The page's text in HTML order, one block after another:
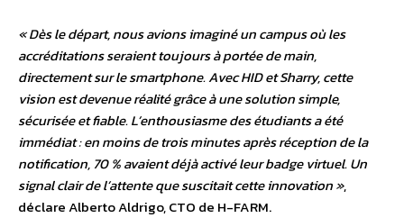
« Dès le départ, nous avions imaginé un campus où les
accréditations seraient toujours à portée de main,
directement sur le smartphone. Avec HID et Sharry, cette
vision est devenue réalité grâce à une solution simple,
sécurisée et fiable. L’enthousiasme des étudiants a été
immédiat : en moins de trois minutes après réception de la
notification, 70 % avaient déjà activé leur badge virtuel. Un
signal clair de l’attente que suscitait cette innovation »,
déclare Alberto Aldrigo, CTO de H-FARM.